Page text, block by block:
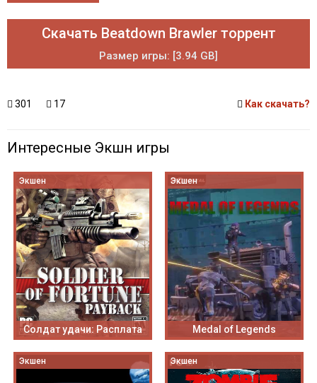
Скачать Beatdown Brawler торрент
Размер игры: [3.94 GB]
301 17 Как скачать?
Интересные Экшн игры
Экшен
Солдат удачи: Расплата
Экшен
Medal of Legends
Экшен Экшен